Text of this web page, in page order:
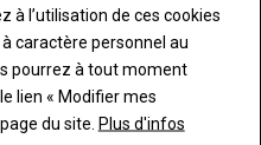
à tout Terre de
compte
à l’utilisation de ces cookies
caractère personnel au
pourrez à tout moment
lien « Modifier mes
du site. Plus d'infos